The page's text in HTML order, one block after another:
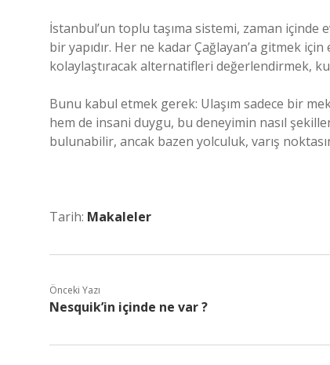
İstanbul’un toplu taşıma sistemi, zaman içinde
bir yapıdır. Her ne kadar Çağlayan’a gitmek
kolaylaştıracak alternatifleri değerlendirmek,
Bunu kabul etmek gerek: Ulaşım sadece bir
hem de insani duygu, bu deneyimin nasıl
bulunabilir, ancak bazen yolculuk, varış
Tarih: Makaleler
Önceki Yazı
Nesquik’in içinde ne var ?